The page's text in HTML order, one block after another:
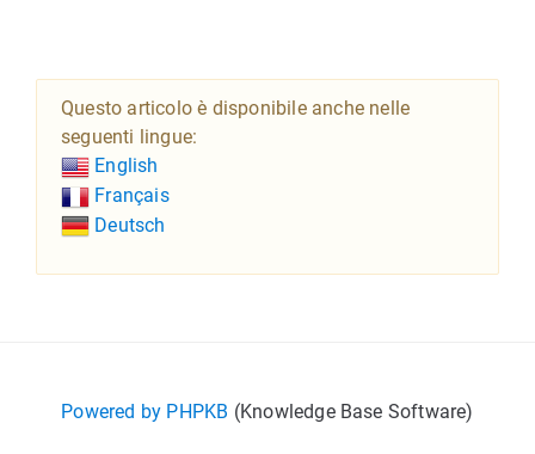
Questo articolo è disponibile anche nelle
seguenti lingue:
English
Français
Deutsch
Powered by PHPKB (Knowledge Base Software)